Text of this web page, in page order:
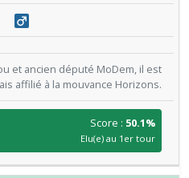
et ancien député MoDem, il est
affilié à la mouvance Horizons.
Score : 50.1%
Elu(e) au 1er tour